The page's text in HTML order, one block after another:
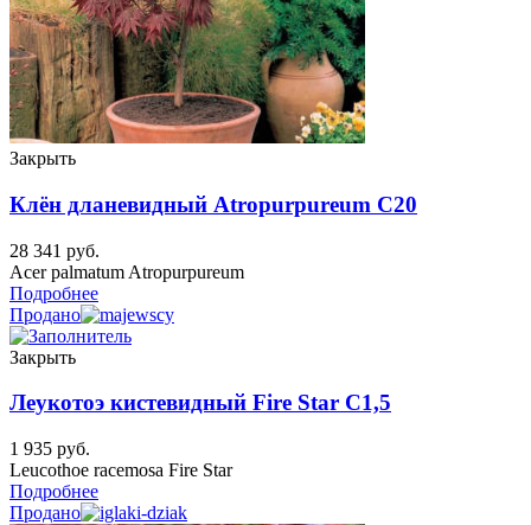
Закрыть
Клён дланевидный Atropurpureum C20
28 341 руб.
Acer palmatum Atropurpureum
Подробнее
Продано
Закрыть
Леукотоэ кистевидный Fire Star C1,5
1 935 руб.
Leucothoe racemosa Fire Star
Подробнее
Продано